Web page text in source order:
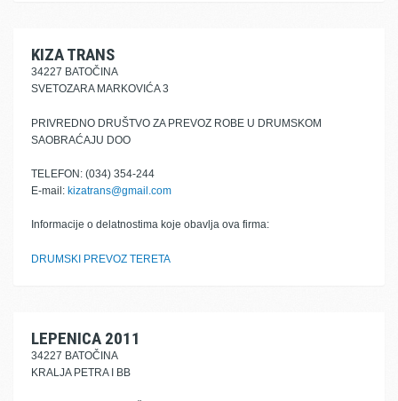
KIZA TRANS
34227 BATOČINA
SVETOZARA MARKOVIĆA 3
PRIVREDNO DRUŠTVO ZA PREVOZ ROBE U DRUMSKOM
SAOBRAĆAJU DOO
TELEFON: (034) 354-244
E-mail: kizatrans@gmail.com
Informacije o delatnostima koje obavlja ova firma:
DRUMSKI PREVOZ TERETA
LEPENICA 2011
34227 BATOČINA
KRALJA PETRA I BB